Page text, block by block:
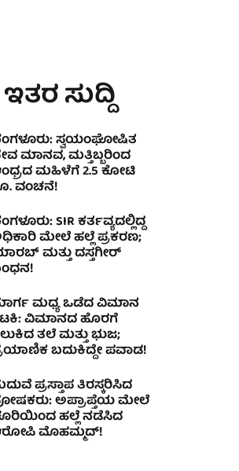
ಸುದ್ದಿ
ಸ್ವಯಂಘೋಷಿತ
ಮಾನವ, ಮತ್ತಿಬ್ಬರಿಂದ
ಮಹಿಳೆಗೆ 2.5 ಕೋಟಿ
ವಂಚನೆ!
SIR ಕರ್ತವ್ಯದಲ್ಲಿದ್ದ
ಮೇಲೆ ಹಲ್ಲೆ ಪ್ರಕರಣ;
ಮತ್ತು ದಸ್ತಗೀರ್
ಮಧ್ಯ ಒಡೆದ ವಿಮಾನ
ವಿಮಾನದ ಹೊರಗೆ
ತಲೆ ಮತ್ತು ಭುಜ;
ಬದುಕಿದ್ದೇ ಪವಾಡ!
ಪ್ರಸ್ತಾಪ ತಿರಸ್ಕರಿಸಿದ
ಅಪ್ರಾಪ್ತೆಯ ಮೇಲೆ
ಹಲ್ಲೆ ನಡೆಸಿದ
ಮೊಹಮ್ಮದ್!